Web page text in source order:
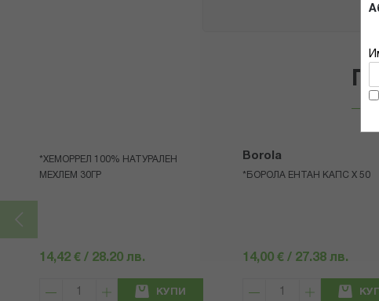
*ХЕМОРРЕЛ 100% НАТУРАЛЕН
МЕХЛЕМ 30ГР
14,42 € / 28.20 лв.
КУПИ
Borola
*БОРОЛА ЕНТАН КАПС Х 50
14,00 € / 27.38 лв.